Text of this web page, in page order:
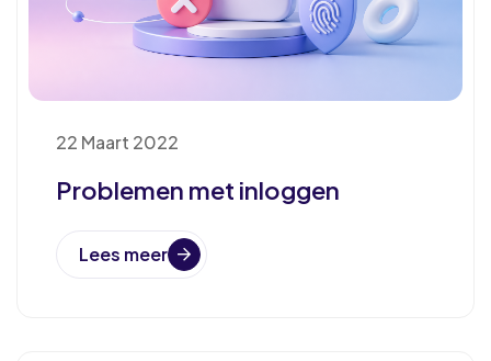
22 Maart 2022
Problemen met inloggen
Lees meer